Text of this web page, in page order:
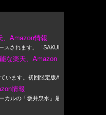
、Amazon情報
スされます。「SAKURA、ブルーバ
な楽天、Amazon
います。初回限定版Aは特典映像が
情報
カルの「坂井泉水」最後のレコーデ